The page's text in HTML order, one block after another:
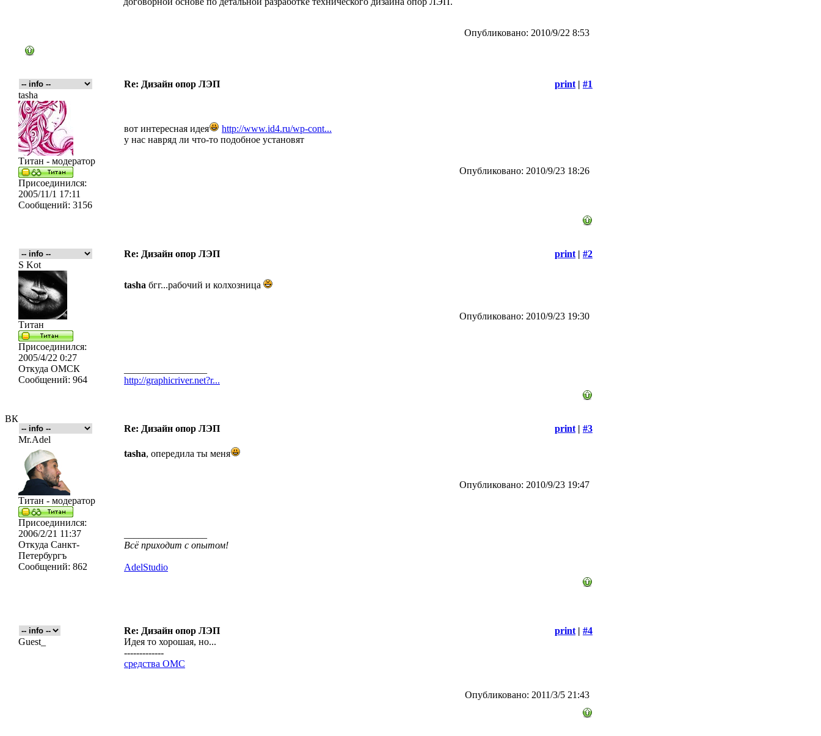
ВК
Опубликовано: 2010/9/22 8:53
Re: Дизайн опор ЛЭП print | #1
tasha
Титан - модератор
Присоединился:
2005/11/1 17:11
Сообщений: 3156
вот интересная идея
http://www.id4.ru/wp-cont...
у нас навряд ли что-то подобное установят
Опубликовано: 2010/9/23 18:26
Re: Дизайн опор ЛЭП print | #2
S Kot
Титан
Присоединился:
2005/4/22 0:27
Откуда ОМСК
Сообщений: 964
tasha бгг...рабочий и колхозница
Опубликовано: 2010/9/23 19:30
http://graphicriver.net?r...
Re: Дизайн опор ЛЭП print | #3
Mr.Adel
Титан - модератор
Присоединился:
2006/2/21 11:37
Откуда Санкт-
Петербургъ
Сообщений: 862
tasha, опередила ты меня
Опубликовано: 2010/9/23 19:47
Всё приходит с опытом!
AdelStudio
Re: Дизайн опор ЛЭП print | #4
Guest_
Идея то хорошая, но...
-------------
средства ОМС
Опубликовано: 2011/3/5 21:43